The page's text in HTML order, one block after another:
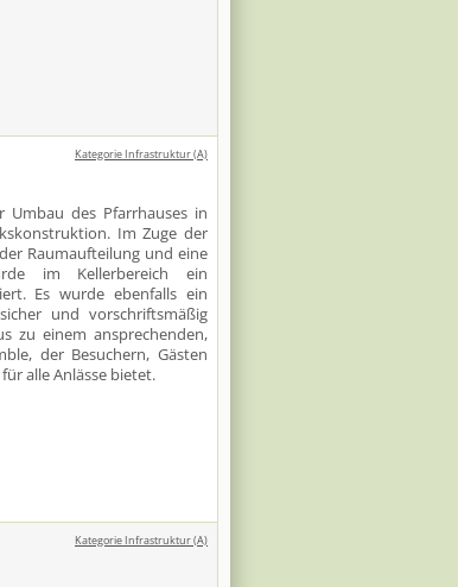
Kategorie Infrastruktur (A)
Umbau des Pfarrhauses in
Im Zuge der
Raumaufteilung und eine
im Kellerbereich ein
Es wurde ebenfalls ein
und vorschriftsmäßig
zu einem ansprechenden,
der Besuchern, Gästen
alle Anlässe bietet.
Kategorie Infrastruktur (A)